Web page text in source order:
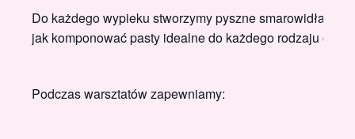
Do każdego wypieku stworzymy pyszne smarowidła
jak komponować pasty idealne do każdego rodzaju
Podczas warsztatów zapewniamy: